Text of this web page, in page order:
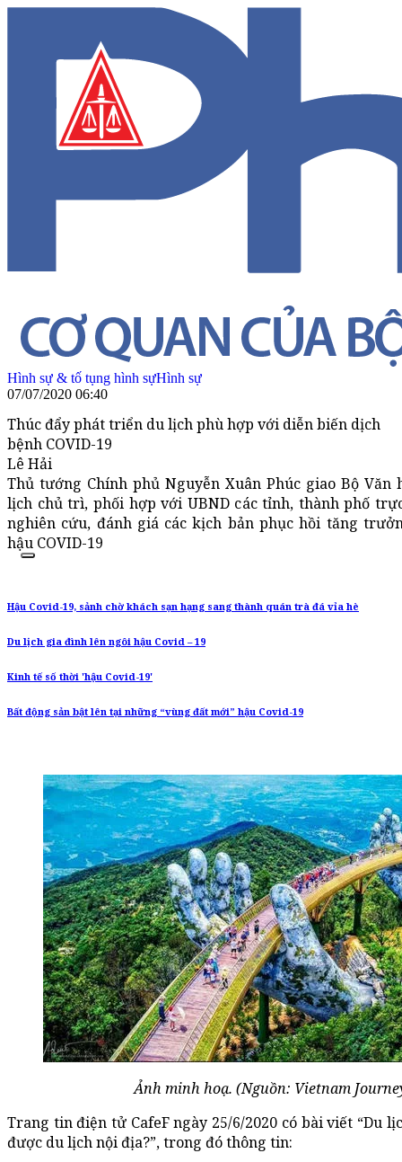
Hình sự & tố tụng hình sựHình sự
07/07/2020 06:40
Thúc đẩy phát triển du lịch phù hợp với diễn biến dịch
bệnh COVID-19
Lê Hải
Thủ tướng Chính phủ Nguyễn Xuân Phúc giao Bộ Văn
lịch chủ trì, phối hợp với UBND các tỉnh, thành phố
nghiên cứu, đánh giá các kịch bản phục hồi tăng
hậu COVID-19
Hậu Covid-19, sảnh chờ khách sạn hạng sang thành quán trà đá vỉa hè
Du lịch gia đình lên ngôi hậu Covid – 19
Kinh tế số thời 'hậu Covid-19'
Bất động sản bật lên tại những “vùng đất mới” hậu Covid-19
Ảnh minh hoạ. (Nguồn: Vietnam
Trang tin điện tử CafeF ngày 25/6/2020 có bài viết “Du
được du lịch nội địa?”, trong đó thông tin: